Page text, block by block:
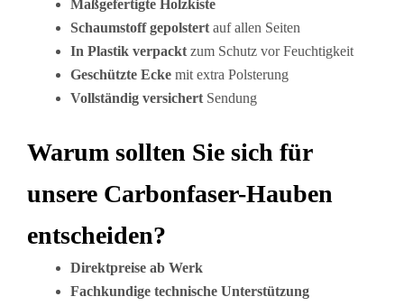
Maßgefertigte Holzkiste
Schaumstoff gepolstert auf allen Seiten
In Plastik verpackt zum Schutz vor Feuchtigkeit
Geschützte Ecke mit extra Polsterung
Vollständig versichert Sendung
Warum sollten Sie sich für
unsere Carbonfaser-Hauben
entscheiden?
Direktpreise ab Werk
Fachkundige technische Unterstützung